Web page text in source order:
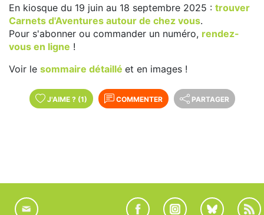
En kiosque du 19 juin au 18 septembre 2025 : trouver
Carnets d'Aventures autour de chez vous.
Pour s'abonner ou commander un numéro, rendez-
vous en ligne !
Voir le sommaire détaillé et en images !
J'AIME ? (1) COMMENTER PARTAGER